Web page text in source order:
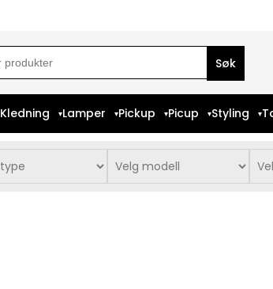
Kledning Lamper Pickup Picup Styling